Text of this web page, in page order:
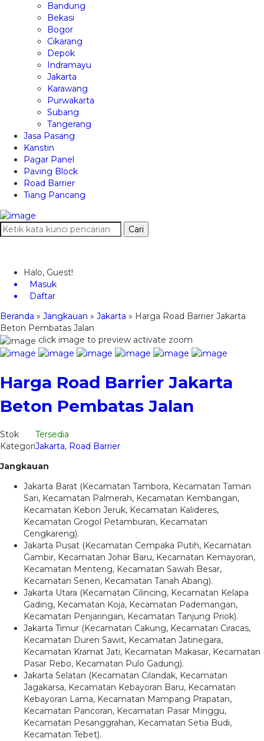
Bandung
Bekasi
Bogor
Cikarang
Depok
Indramayu
Jakarta
Karawang
Purwakarta
Subang
Tangerang
Jasa Pasang
Kanstin
Pagar Panel
Paving Block
Road Barrier
Tiang Pancang
Cari
Halo, Guest!
Masuk
Daftar
Beranda » Jangkauan » Jakarta » Harga Road Barrier Jakarta
Beton Pembatas Jalan
click image to preview activate zoom
Harga Road Barrier Jakarta
Beton Pembatas Jalan
Stok
Tersedia
KategoriJakarta, Road Barrier
Jangkauan
Jakarta Barat (Kecamatan Tambora, Kecamatan Taman
Sari, Kecamatan Palmerah, Kecamatan Kembangan,
Kecamatan Kebon Jeruk, Kecamatan Kalideres,
Kecamatan Grogol Petamburan, Kecamatan
Cengkareng).
Jakarta Pusat (Kecamatan Cempaka Putih, Kecamatan
Gambir, Kecamatan Johar Baru, Kecamatan Kemayoran,
Kecamatan Menteng, Kecamatan Sawah Besar,
Kecamatan Senen, Kecamatan Tanah Abang).
Jakarta Utara (Kecamatan Cilincing, Kecamatan Kelapa
Gading, Kecamatan Koja, Kecamatan Pademangan,
Kecamatan Penjaringan, Kecamatan Tanjung Priok).
Jakarta Timur (Kecamatan Cakung, Kecamatan Ciracas,
Kecamatan Duren Sawit, Kecamatan Jatinegara,
Kecamatan Kramat Jati, Kecamatan Makasar, Kecamatan
Pasar Rebo, Kecamatan Pulo Gadung).
Jakarta Selatan (Kecamatan Cilandak, Kecamatan
Jagakarsa, Kecamatan Kebayoran Baru, Kecamatan
Kebayoran Lama, Kecamatan Mampang Prapatan,
Kecamatan Pancoran, Kecamatan Pasar Minggu,
Kecamatan Pesanggrahan, Kecamatan Setia Budi,
Kecamatan Tebet).